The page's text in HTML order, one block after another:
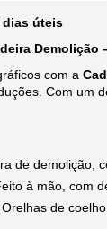
dias úteis
com a
Com um
de demolição,
à mão, com
Orelhas de